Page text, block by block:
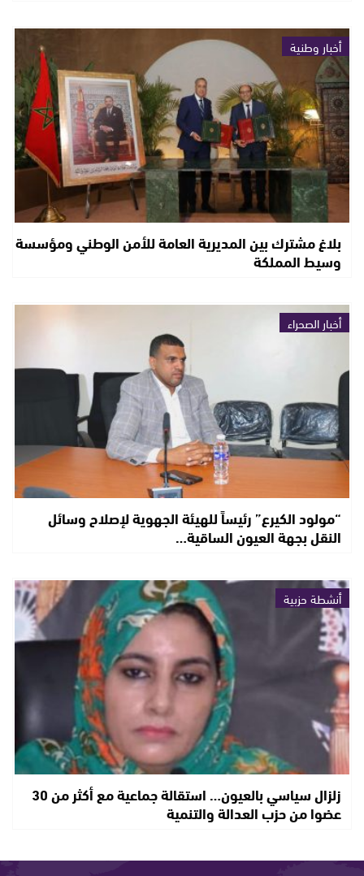
أخبار وطنية
بلاغ مشترك بين المديرية العامة للأمن الوطني ومؤسسة
وسيط المملكة
أخبار الصحراء
“مولود الكيرع” رئيساً للهيئة الجهوية لإصلاح وسائل
النقل بجهة العيون الساقية…
أنشطة حزبية
زلزال سياسي بالعيون… استقالة جماعية مع أكثر من 30
عضوا من حزب العدالة والتنمية